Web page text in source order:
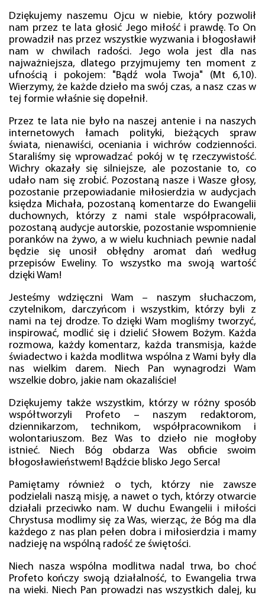
Dziękujemy naszemu Ojcu w niebie, który pozwolił
nam przez te lata głosić Jego miłość i prawdę. To On
prowadził nas przez wszystkie wyzwania i błogosławił
nam w chwilach radości. Jego wola jest dla nas
najważniejsza, dlatego przyjmujemy ten moment z
ufnością i pokojem: "Bądź wola Twoja" (Mt 6,10).
Wierzymy, że każde dzieło ma swój czas, a nasz czas w
tej formie właśnie się dopełnił.
Przez te lata nie było na naszej antenie i na naszych
internetowych łamach polityki, bieżących spraw
świata, nienawiści, oceniania i wichrów codzienności.
Staraliśmy się wprowadzać pokój w tę rzeczywistość.
Wichry okazały się silniejsze, ale pozostanie to, co
udało nam się zrobić. Pozostaną nasze i Wasze głosy,
pozostanie przepowiadanie miłosierdzia w audycjach
księdza Michała, pozostaną komentarze do Ewangelii
duchownych, którzy z nami stale współpracowali,
pozostaną audycje autorskie, pozostanie wspomnienie
poranków na żywo, a w wielu kuchniach pewnie nadal
będzie się unosił obłędny aromat dań według
przepisów Eweliny. To wszystko ma swoją wartość
dzięki Wam!
Jesteśmy wdzięczni Wam – naszym słuchaczom,
czytelnikom, darczyńcom i wszystkim, którzy byli z
nami na tej drodze. To dzięki Wam mogliśmy tworzyć,
inspirować, modlić się i dzielić Słowem Bożym. Każda
rozmowa, każdy komentarz, każda transmisja, każde
świadectwo i każda modlitwa wspólna z Wami były dla
nas wielkim darem. Niech Pan wynagrodzi Wam
wszelkie dobro, jakie nam okazaliście!
Dziękujemy także wszystkim, którzy w różny sposób
współtworzyli Profeto – naszym redaktorom,
dziennikarzom, technikom, współpracownikom i
wolontariuszom. Bez Was to dzieło nie mogłoby
istnieć. Niech Bóg obdarza Was obficie swoim
błogosławieństwem! Bądźcie blisko Jego Serca!
Pamiętamy również o tych, którzy nie zawsze
podzielali naszą misję, a nawet o tych, którzy otwarcie
działali przeciwko nam. W duchu Ewangelii i miłości
Chrystusa modlimy się za Was, wierząc, że Bóg ma dla
każdego z nas plan pełen dobra i miłosierdzia i mamy
nadzieję na wspólną radość ze świętości.
Niech nasza wspólna modlitwa nadal trwa, bo choć
Profeto kończy swoją działalność, to Ewangelia trwa
na wieki. Niech Pan prowadzi nas wszystkich dalej, ku